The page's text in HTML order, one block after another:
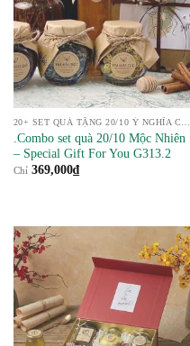
20+ SET QUÀ TẶNG 20/10 Ý NGHĨA CHO PHÁI NỮ
.Combo set quà 20/10 Mộc Nhiên
– Special Gift For You G313.2
Chỉ 369,000₫